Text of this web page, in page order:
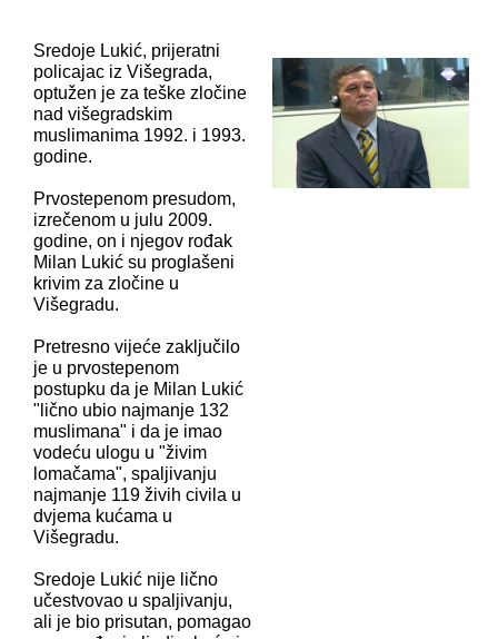
Sredoje Lukić, prijeratni
policajac iz Višegrada,
optužen je za teške zločine
nad višegradskim
muslimanima 1992. i 1993.
godine.
Prvostepenom presudom,
izrečenom u julu 2009.
godine, on i njegov rođak
Milan Lukić su proglašeni
krivim za zločine u
Višegradu.
Pretresno vijeće zaključilo
je u prvostepenom
postupku da je Milan Lukić
"lično ubio najmanje 132
muslimana" i da je imao
vodeću ulogu u "živim
lomačama", spaljivanju
najmanje 119 živih civila u
dvjema kućama u
Višegradu.
Sredoje Lukić nije lično
učestvovao u spaljivanju,
ali je bio prisutan, pomagao